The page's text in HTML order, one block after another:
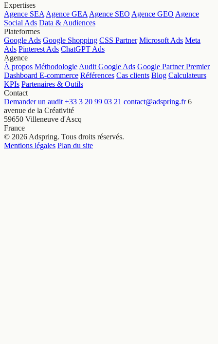
Expertises
Agence SEA Agence GEA Agence SEO Agence GEO Agence
Social Ads Data & Audiences
Plateformes
Google Ads Google Shopping CSS Partner Microsoft Ads Meta
Ads Pinterest Ads ChatGPT Ads
Agence
À propos Méthodologie Audit Google Ads Google Partner Premier
Dashboard E-commerce Références Cas clients Blog Calculateurs
KPIs Partenaires & Outils
Contact
Demander un audit +33 3 20 99 03 21 contact@adspring.fr 6
avenue de la Créativité
59650 Villeneuve d'Ascq
France
© 2026 Adspring. Tous droits réservés.
Mentions légales Plan du site